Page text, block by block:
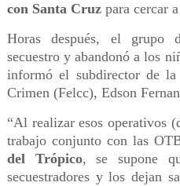
con Santa Cruz para cercar
Horas después, el grupo
secuestro y abandonó a los
informó el subdirector de
Crimen (Felcc), Edson
“Al realizar esos operativos
trabajo conjunto con las
del Trópico, se supone
secuestradores y los dejan